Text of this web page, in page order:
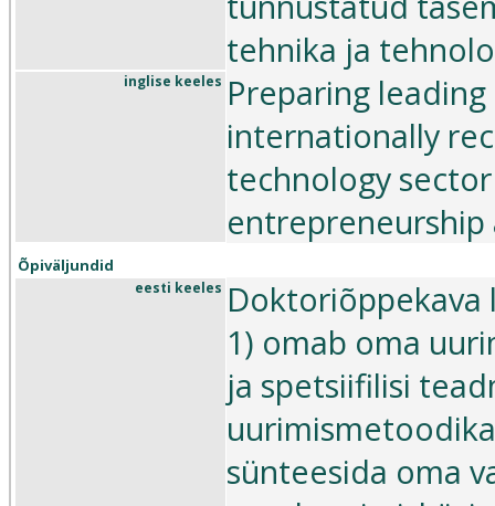
tehnika ja
inglise keeles Preparing
internationally
technology
Õpiväljundid
eesti keeles Doktoriõppekava
1) omab oma
ja spetsiifilisi
sünteesida oma